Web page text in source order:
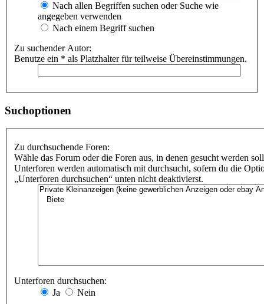
Nach allen Begriffen suchen oder Suche wie
angegeben verwenden
Nach einem Begriff suchen
Zu suchender Autor:
Benutze ein * als Platzhalter für teilweise Übereinstimmungen.
Suchoptionen
Zu durchsuchende Foren:
Wähle das Forum oder die Foren aus, in denen gesucht werden
Unterforen werden automatisch mit durchsucht, sofern du die
„Unterforen durchsuchen“ unten nicht deaktivierst.
Unterforen durchsuchen:
Ja
Nein